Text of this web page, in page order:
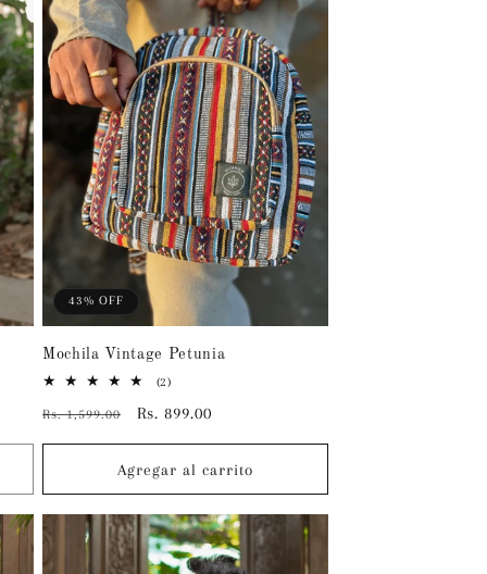
43% OFF
Mochila Vintage Petunia
(2)2
totales
Precio
Rs. 1,599.00
Precio
Rs. 899.00
Agregar al carrito